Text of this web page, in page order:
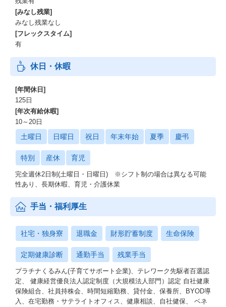
[みなし残業]
みなし残業なし
[フレックスタイム]
有
休日・休暇
[年間休日]
125日
[年次有給休暇]
10～20日
土曜日 日曜日 祝日 年末年始 夏季 慶弔
特別 産休 育児
完全週休2日制(土曜日・日曜日) ※シフト制の場合は異なる可能
性あり、長期休暇、育児・介護休業
手当・福利厚生
社宅・独身寮 退職金 財形貯蓄制度 生命保険
定期健康診断 通勤手当 残業手当
プラチナくるみん(子育てサポート企業)、テレワーク先駆者百選認
定、 健康経営優良法人認定制度（大規模法人部門）認定 自社健康
保険組合、社員持株会、時間短縮勤務、貸付金、保養所、BYOD導
入、在宅勤務・サテライトオフィス、健康相談、自社健保、 ベネ